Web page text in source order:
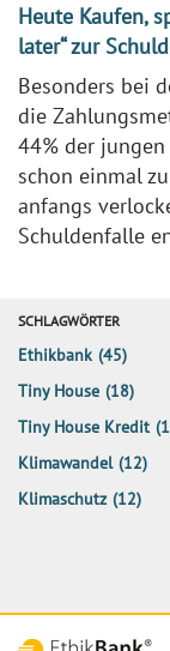
Heute Kaufen,
later“ zur
Besonders bei
die
44% der
schon einmal
anfangs
Schuldenfalle
SCHLAGWÖRTER
Ethikbank (45)
Tiny House (18)
Tiny House Kredit
Klimawandel (12)
Klimaschutz (12)